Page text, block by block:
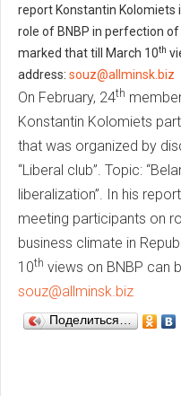
report Konstantin
role of BNBP in perfection
marked that till March 10th
address: souz@allminsk.biz
On February, 24th
Konstantin Kolomiets
that was organized by
“Liberal club”. Topic:
liberalization”. In his
meeting participants on
business climate in
10th views on BNBP can
souz@allminsk.biz
Поделиться…